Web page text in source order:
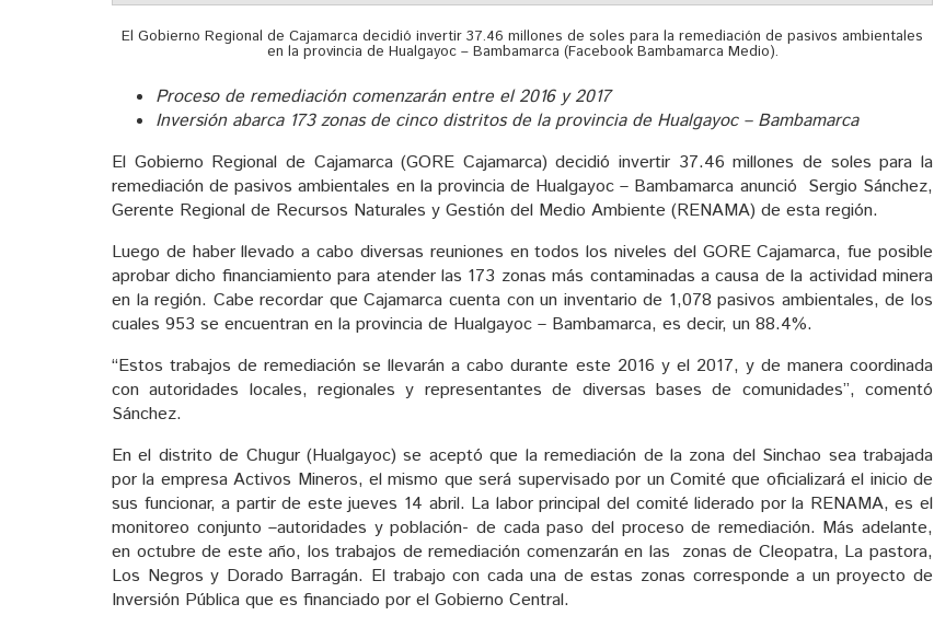
El Gobierno Regional de Cajamarca decidió invertir 37.46 millones de soles para la remediación de pasivos ambientales
en la provincia de Hualgayoc – Bambamarca (Facebook Bambamarca Medio).
Proceso de remediación comenzarán entre el 2016 y 2017
Inversión abarca 173 zonas de cinco distritos de la provincia de Hualgayoc – Bambamarca
El Gobierno Regional de Cajamarca (GORE Cajamarca) decidió invertir 37.46 millones de soles para la
remediación de pasivos ambientales en la provincia de Hualgayoc – Bambamarca anunció Sergio Sánchez,
Gerente Regional de Recursos Naturales y Gestión del Medio Ambiente (RENAMA) de esta región.
Luego de haber llevado a cabo diversas reuniones en todos los niveles del GORE Cajamarca, fue posible
aprobar dicho financiamiento para atender las 173 zonas más contaminadas a causa de la actividad minera
en la región. Cabe recordar que Cajamarca cuenta con un inventario de 1,078 pasivos ambientales, de los
cuales 953 se encuentran en la provincia de Hualgayoc – Bambamarca, es decir, un 88.4%.
“Estos trabajos de remediación se llevarán a cabo durante este 2016 y el 2017, y de manera coordinada
con autoridades locales, regionales y representantes de diversas bases de comunidades”, comentó
Sánchez.
En el distrito de Chugur (Hualgayoc) se aceptó que la remediación de la zona del Sinchao sea trabajada
por la empresa Activos Mineros, el mismo que será supervisado por un Comité que oficializará el inicio de
sus funcionar, a partir de este jueves 14 abril. La labor principal del comité liderado por la RENAMA, es el
monitoreo conjunto –autoridades y población- de cada paso del proceso de remediación. Más adelante,
en octubre de este año, los trabajos de remediación comenzarán en las zonas de Cleopatra, La pastora,
Los Negros y Dorado Barragán. El trabajo con cada una de estas zonas corresponde a un proyecto de
Inversión Pública que es financiado por el Gobierno Central.